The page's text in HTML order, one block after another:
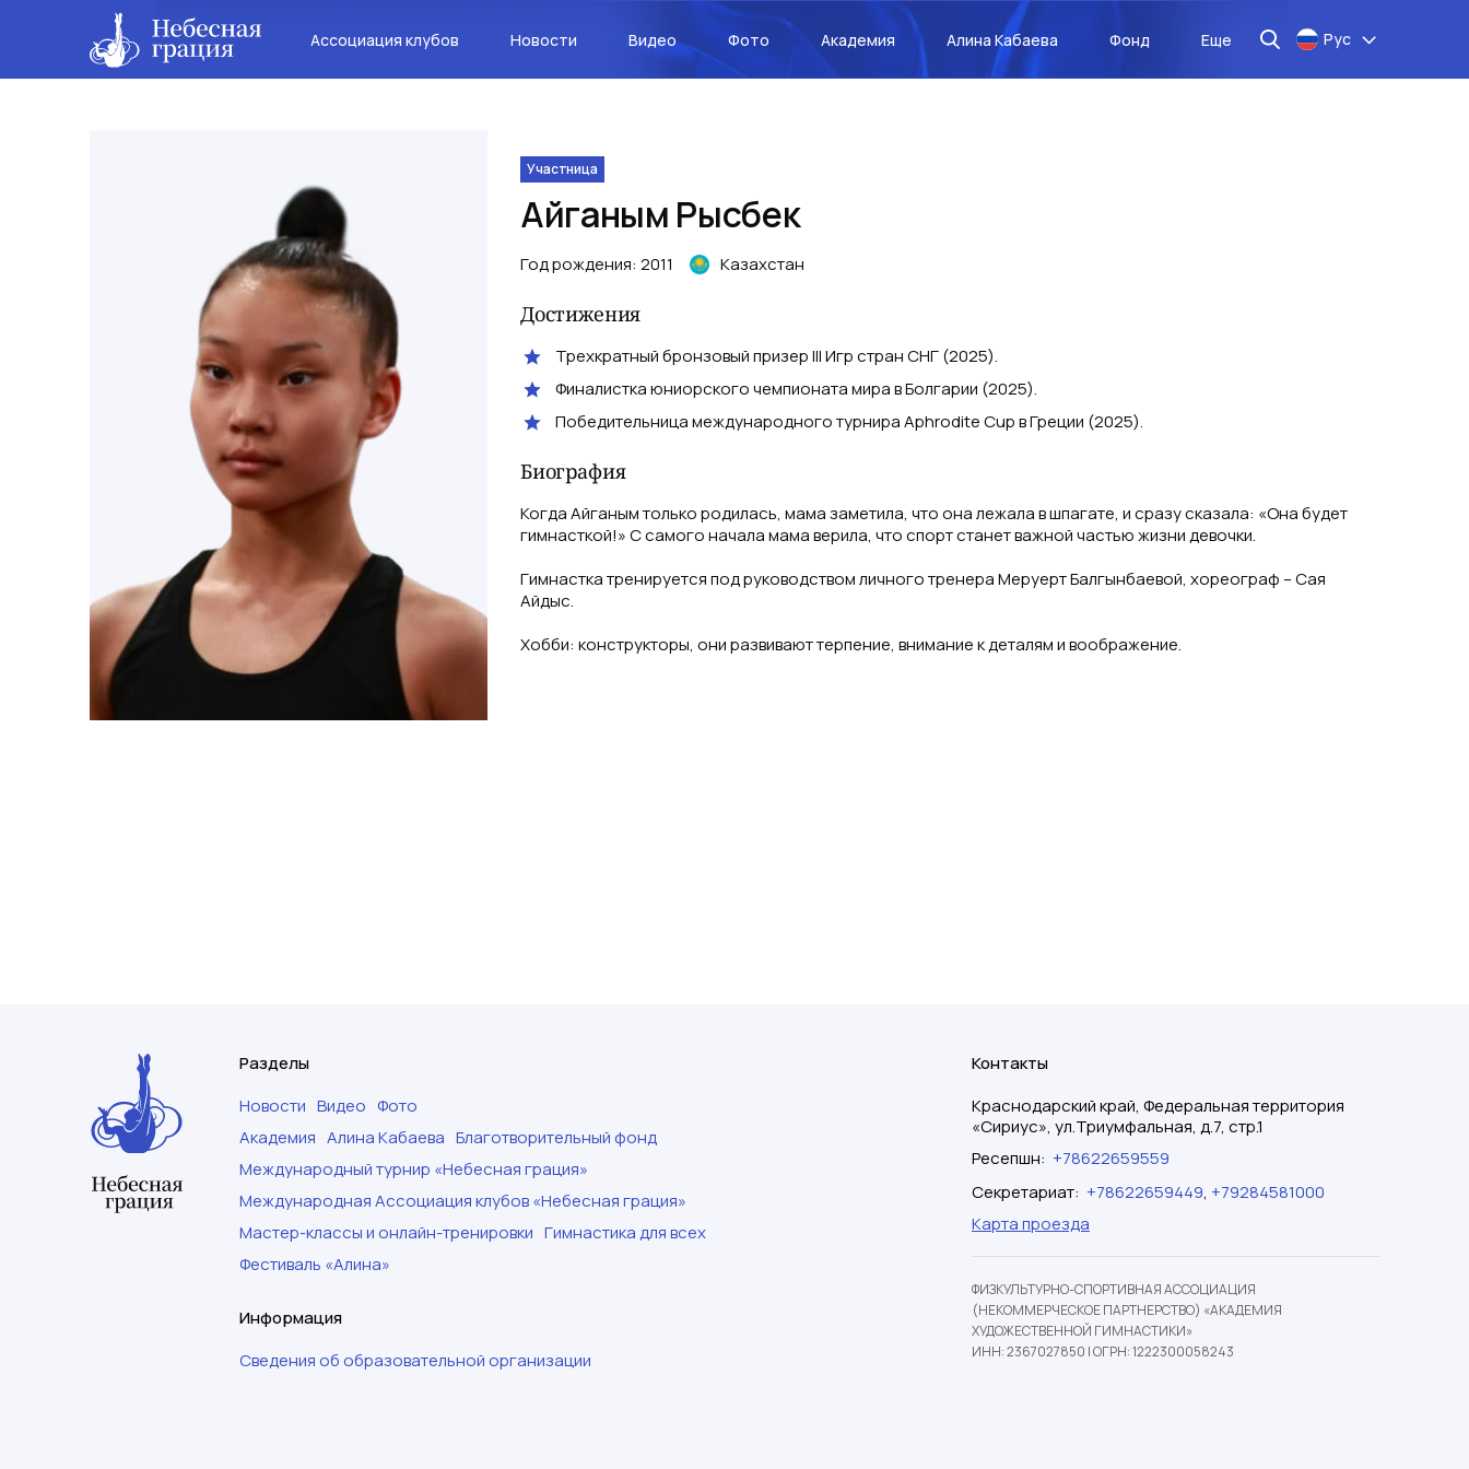
Ассоциация клубов Новости Видео Фото Академия Алина Кабаева Фонд Еще Рус
Участница
Айганым Рысбек
Год рождения: 2011 Казахстан
Достижения
Трехкратный бронзовый призер III Игр стран СНГ (2025).
Финалистка юниорского чемпионата мира в Болгарии (2025).
Победительница международного турнира Aphrodite Cup в Греции (2025).
Биография
Когда Айганым только родилась, мама заметила, что она лежала в шпагате, и сразу сказала: «Она будет
гимнасткой!» С самого начала мама верила, что спорт станет важной частью жизни девочки.
Гимнастка тренируется под руководством личного тренера Меруерт Балгынбаевой, хореограф – Сая
Айдыс.
Хобби: конструкторы, они развивают терпение, внимание к деталям и воображение.
Разделы
Новости Видео Фото
Академия Алина Кабаева Благотворительный фонд
Международный турнир «Небесная грация»
Международная Ассоциация клубов «Небесная грация»
Мастер-классы и онлайн-тренировки Гимнастика для всех
Фестиваль «Алина»
Информация
Сведения об образовательной организации
Контакты
Краснодарский край, Федеральная территория
«Сириус», ул.Триумфальная, д.7, стр.1
Ресепшн: +78622659559
Секретариат: +78622659449, +79284581000
Карта проезда
ФИЗКУЛЬТУРНО-СПОРТИВНАЯ АССОЦИАЦИЯ
(НЕКОММЕРЧЕСКОЕ ПАРТНЕРСТВО) «АКАДЕМИЯ
ХУДОЖЕСТВЕННОЙ ГИМНАСТИКИ»
ИНН: 2367027850 |ОГРН: 1222300058243